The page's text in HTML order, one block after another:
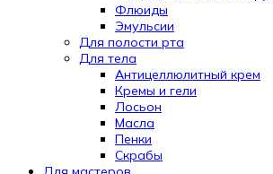
Флюиды
Эмульсии
Для полости рта
Для тела
Антицеллюлитный крем
Кремы и гели
Лосьон
Масла
Пенки
Скрабы